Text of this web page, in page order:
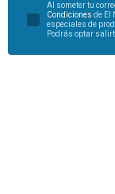
Al someter tu
Condiciones de El
especiales de
Podrás optar